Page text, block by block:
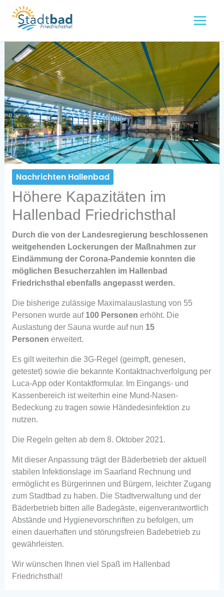
Inhalt
springen
Nachrichten Hallenbad
Höhere Kapazitäten im
Hallenbad Friedrichsthal
Durch die von der Landesregierung beschlossenen
weitgehenden Lockerungen der Maßnahmen zur
Eindämmung der Corona-Pandemie konnten die
möglichen Besucherzahlen im Hallenbad
Friedrichsthal ebenfalls angepasst werden.
Die bisherige zulässige Maximalauslastung von 55
Personen wurde auf 100 Personen erhöht. Die
Auslastung der Sauna wurde auf nun 15
Personen erweitert.
Es gilt weiterhin die 3G-Regel (geimpft, genesen,
getestet) sowie die bekannte Kontaktnachverfolgung per
Luca-App oder Kontaktformular. Im Eingangs- und
Kassenbereich ist weiterhin eine Mund-Nasen-
Bedeckung zu tragen sowie Händedesinfektion zu
nutzen.
Die Regeln gelten ab dem 8. Oktober 2021.
Mit dieser Anpassung trägt der Bäderbetrieb der aktuell
stabilen Infektionslage im Saarland Rechnung und
ermöglicht es Bürgerinnen und Bürgern, leichter Zugang
zum Stadtbad zu haben. Die Stadtverwaltung und der
Bäderbetrieb bitten alle Badegäste, eigenverantwortlich
Abstände und Hygienevorschriften zu befolgen, um
einen dauerhaften und störungsfreien Badebetrieb zu
gewährleisten.
Wir wünschen Ihnen viel Spaß im Hallenbad
Friedrichsthal!